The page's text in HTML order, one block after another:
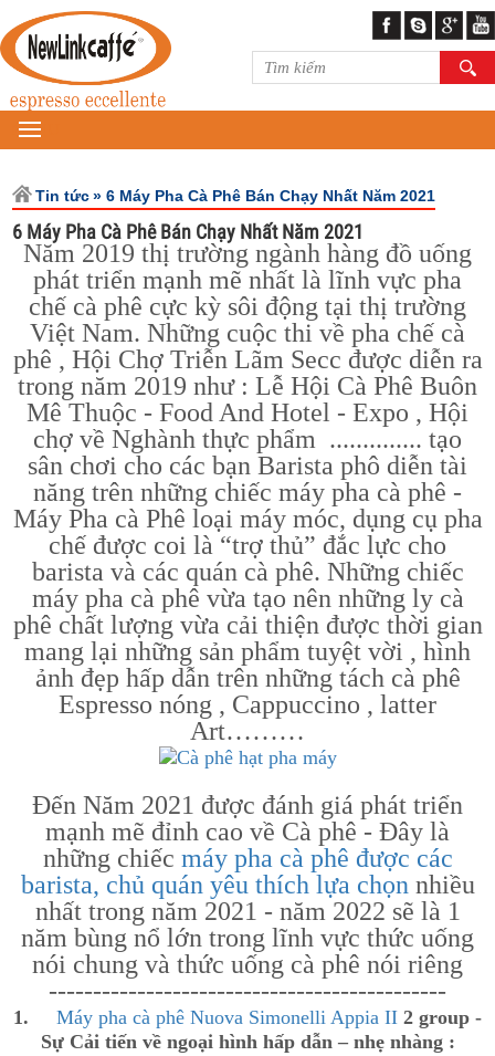
MENU
Tin tức » 6 Máy Pha Cà Phê Bán Chạy Nhất Năm 2021
6 Máy Pha Cà Phê Bán Chạy Nhất Năm 2021
Năm 2019 thị trường ngành hàng đồ uống
phát triển mạnh mẽ nhất là lĩnh vực pha
chế cà phê cực kỳ sôi động tại thị trường
Việt Nam. Những cuộc thi về pha chế cà
phê , Hội Chợ Triễn Lãm Secc được diễn ra
trong năm 2019 như : Lễ Hội Cà Phê Buôn
Mê Thuộc - Food And Hotel - Expo , Hội
chợ về Nghành thực phẩm .............. tạo
sân chơi cho các bạn Barista phô diễn tài
năng trên những chiếc máy pha cà phê -
Máy Pha cà Phê loại máy móc, dụng cụ pha
chế được coi là “trợ thủ” đắc lực cho
barista và các quán cà phê. Những chiếc
máy pha cà phê vừa tạo nên những ly cà
phê chất lượng vừa cải thiện được thời gian
mang lại những sản phẩm tuyệt vời , hình
ảnh đẹp hấp dẫn trên những tách cà phê
Espresso nóng , Cappuccino , latter
Art………
Đến Năm 2021 được đánh giá phát triển
mạnh mẽ đỉnh cao về Cà phê - Đây là
những chiếc máy pha cà phê được các
barista, chủ quán yêu thích lựa chọn nhiều
nhất trong năm 2021 - năm 2022 sẽ là 1
năm bùng nổ lớn trong lĩnh vực thức uống
nói chung và thức uống cà phê nói riêng
---------------------------------------------
1. Máy pha cà phê Nuova Simonelli Appia II 2 group -
Sự Cải tiến về ngoại hình hấp dẫn – nhẹ nhàng :